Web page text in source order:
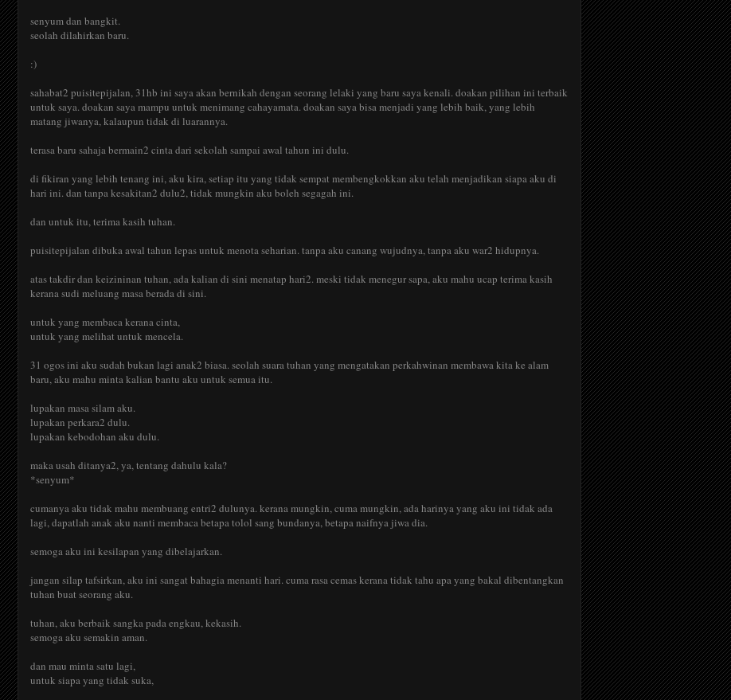
senyum dan bangkit.
seolah dilahirkan baru.
:)
sahabat2 puisitepijalan, 31hb ini saya akan bernikah dengan seorang lelaki yang baru saya kenali. doakan pilihan ini terbaik
untuk saya. doakan saya mampu untuk menimang cahayamata. doakan saya bisa menjadi yang lebih baik, yang lebih
matang jiwanya, kalaupun tidak di luarannya.
terasa baru sahaja bermain2 cinta dari sekolah sampai awal tahun ini dulu.
di fikiran yang lebih tenang ini, aku kira, setiap itu yang tidak sempat membengkokkan aku telah menjadikan siapa aku di
hari ini. dan tanpa kesakitan2 dulu2, tidak mungkin aku boleh segagah ini.
dan untuk itu, terima kasih tuhan.
puisitepijalan dibuka awal tahun lepas untuk menota seharian. tanpa aku canang wujudnya, tanpa aku war2 hidupnya.
atas takdir dan keizininan tuhan, ada kalian di sini menatap hari2. meski tidak menegur sapa, aku mahu ucap terima kasih
kerana sudi meluang masa berada di sini.
untuk yang membaca kerana cinta,
untuk yang melihat untuk mencela.
31 ogos ini aku sudah bukan lagi anak2 biasa. seolah suara tuhan yang mengatakan perkahwinan membawa kita ke alam
baru, aku mahu minta kalian bantu aku untuk semua itu.
lupakan masa silam aku.
lupakan perkara2 dulu.
lupakan kebodohan aku dulu.
maka usah ditanya2, ya, tentang dahulu kala?
*senyum*
cumanya aku tidak mahu membuang entri2 dulunya. kerana mungkin, cuma mungkin, ada harinya yang aku ini tidak ada
lagi, dapatlah anak aku nanti membaca betapa tolol sang bundanya, betapa naifnya jiwa dia.
semoga aku ini kesilapan yang dibelajarkan.
jangan silap tafsirkan, aku ini sangat bahagia menanti hari. cuma rasa cemas kerana tidak tahu apa yang bakal dibentangkan
tuhan buat seorang aku.
tuhan, aku berbaik sangka pada engkau, kekasih.
semoga aku semakin aman.
dan mau minta satu lagi,
untuk siapa yang tidak suka,